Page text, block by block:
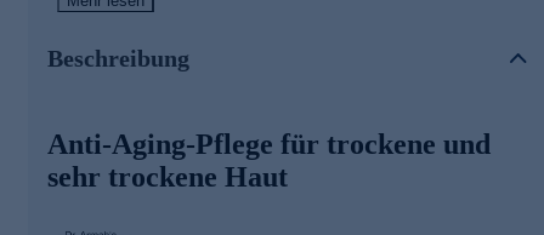
Die Inhaltsstoffe und deren Wirkweisen
rückfettende Wirkung und schützen so die Haut vor
Feuchtigkeitsverlust.
Beschreibung
Anti-Aging-Pflege für trockene und
sehr trockene Haut